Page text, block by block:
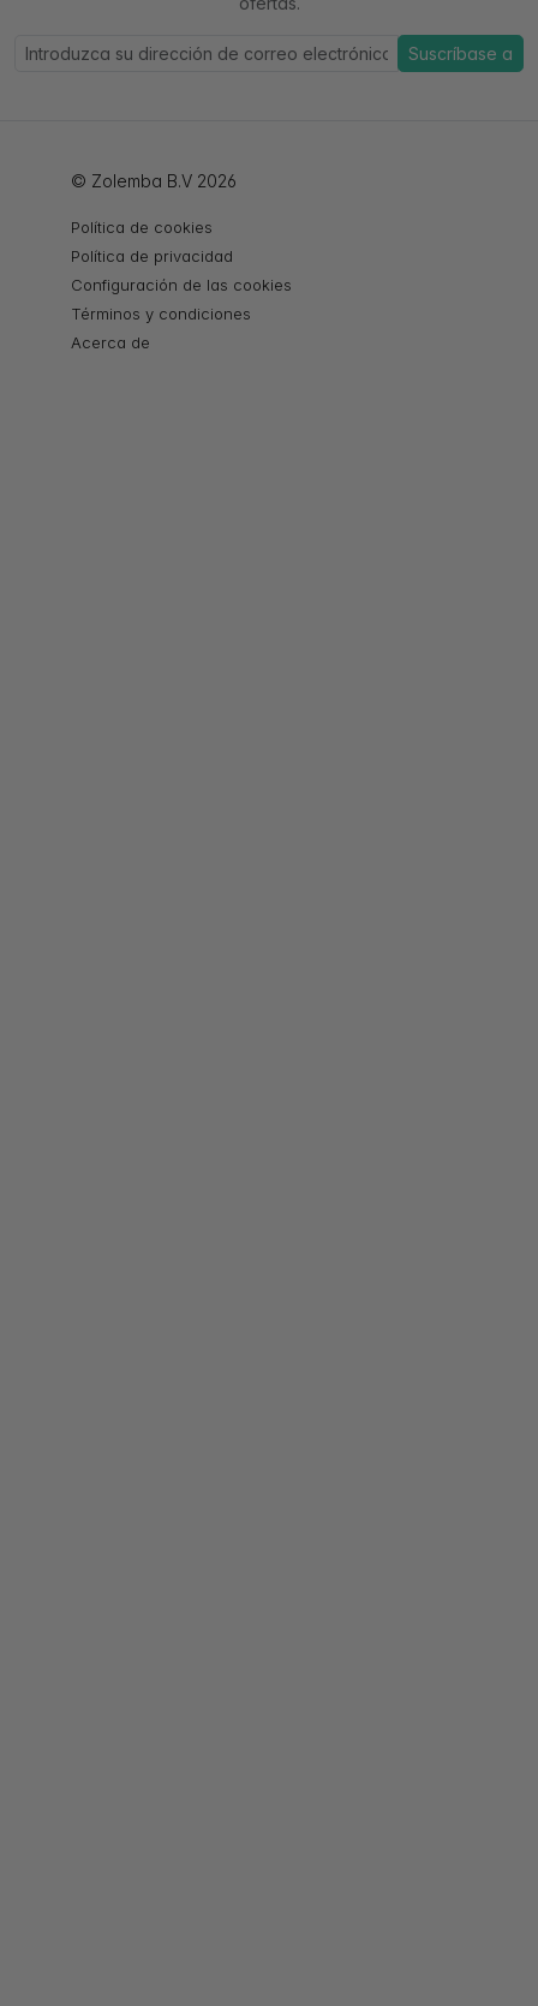
Suscríbase a
© Zolemba B.V 2026
Política de cookies
Política de privacidad
Configuración de las cookies
Términos y condiciones
Acerca de